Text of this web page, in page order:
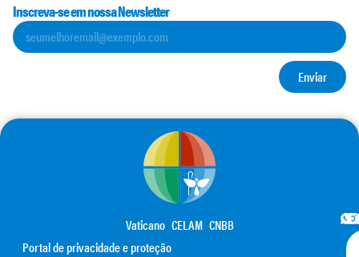
Inscreva-se em nossa Newsletter
Enviar
Vaticano CELAM CNBB
Portal de privacidade e proteção